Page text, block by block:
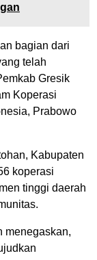
bagian dari
telah
Gresik
Koperasi
Prabowo
Kabupaten
koperasi
tinggi daerah
menegaskan,